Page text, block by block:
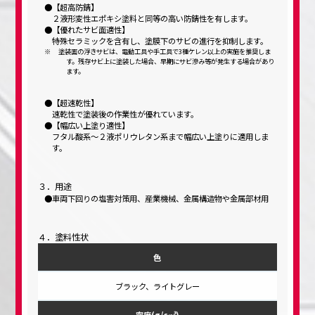
【超高防錆】
２液形変性エポキシ塗料と同等の高い防錆性を有します。
【優れたサビ面適性】
特殊セラミックを含有し、塗膜下のサビの進行を抑制します。
塗装面の浮きサビは、電動工具や手工具で3種ケレン以上の実施を推奨しま
す。残存サビ上に塗装した場合、早期にサビ滲み等が発生する場合があり
ます。
【超速乾性】
速乾性で塗装後の作業性が優れています。
【幅広い上塗り適性】
フタル酸系～２液ポリウレタン系まで幅広い上塗りに適用しま
す。
３．用途
車両下回りの塩害対策用、産業機械、金属構造物や金属部材用
４．塗料性状
色
ブラック、ライトグレー